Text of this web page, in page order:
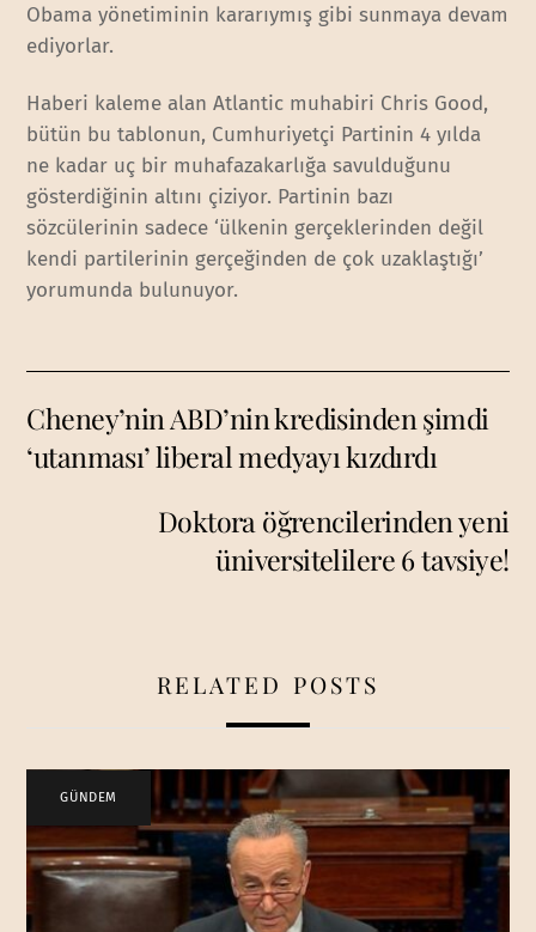
Obama yönetiminin kararıymış gibi sunmaya devam
ediyorlar.
Haberi kaleme alan Atlantic muhabiri Chris Good,
bütün bu tablonun, Cumhuriyetçi Partinin 4 yılda
ne kadar uç bir muhafazakarlığa savulduğunu
gösterdiğinin altını çiziyor. Partinin bazı
sözcülerinin sadece ‘ülkenin gerçeklerinden değil
kendi partilerinin gerçeğinden de çok uzaklaştığı’
yorumunda bulunuyor.
Cheney’nin ABD’nin kredisinden şimdi
‘utanması’ liberal medyayı kızdırdı
Doktora öğrencilerinden yeni
üniversitelilere 6 tavsiye!
RELATED POSTS
GÜNDEM